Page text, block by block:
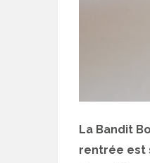
La Bandit
rentrée est